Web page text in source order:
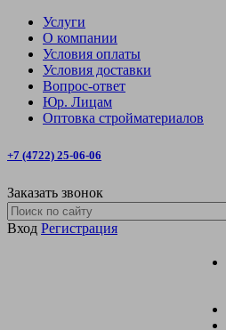
Услуги
О компании
Условия оплаты
Условия доставки
Вопрос-ответ
Юр. Лицам
Оптовка стройматериалов
+7 (4722) 25-06-06
Заказать звонок
Вход Регистрация